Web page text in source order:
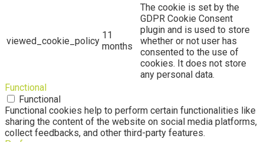
viewed_cookie_policy
11
months
The cookie is set by the
GDPR Cookie Consent
plugin and is used to store
whether or not user has
consented to the use of
cookies. It does not store
any personal data.
Functional
Functional
Functional cookies help to perform certain functionalities like
sharing the content of the website on social media platforms,
collect feedbacks, and other third-party features.